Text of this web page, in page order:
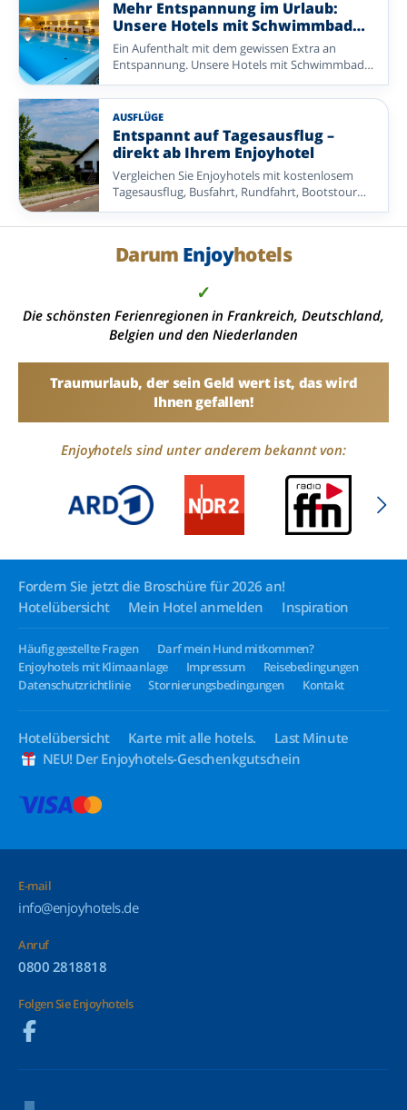
reichhaltigen Frühstücksbuffets und leckeren
Abendessen bis zu schönen Extras, die Ihren
Aufenthalt noch angenehmer machen: Hier
bekommen Sie viel Urlaub zu einem attraktiven
Preis. So bleibt Ihnen mehr Zeit zum
Entspannen, Entdecken und Genießen – mit
einem Angebot, das sein Geld wert ist.
Entdecken Sie eine abwechslungsreiche Auswahl
an Enjoyhotels in den Niederlanden,
Mehr Entspannung im Urlaub:
Unsere Hotels mit Schwimmbad
entdecken
Ein Aufenthalt mit dem gewissen Extra an
Entspannung. Unsere Hotels mit Schwimmbad
bieten die perfekte Kombination aus Komfort,
Genuss und wohltuender Erholung.
AUSFLÜGE
Entspannt auf Tagesausflug –
direkt ab Ihrem Enjoyhotel
Vergleichen Sie Enjoyhotels mit kostenlosem
Tagesausflug, Busfahrt, Rundfahrt, Bootstour
oder einer anderen organisierten Exkursion.
Ideal, wenn Sie ohne eigene Routenplanung
Darum Enjoyhotels
✓
Die schönsten Ferienregionen in Frankreich, Deutschland,
Belgien und den Niederlanden
Traumurlaub, der sein Geld wert ist, das wird
Ihnen gefallen!
Enjoyhotels sind unter anderem bekannt von:
Fordern Sie jetzt die Broschüre für 2026 an!
Hotelübersicht
Mein Hotel anmelden Inspiration
Häufig gestellte Fragen
Darf mein Hund mitkommen?
Enjoyhotels mit Klimaanlage
Impressum
Reisebedingungen
Datenschutzrichtlinie
Stornierungsbedingungen Kontakt
Hotelübersicht Karte mit alle hotels.
Last Minute
NEU! Der Enjoyhotels-Geschenkgutschein
E-mail
info@enjoyhotels.de
Anruf
0800 2818818
Folgen Sie Enjoyhotels